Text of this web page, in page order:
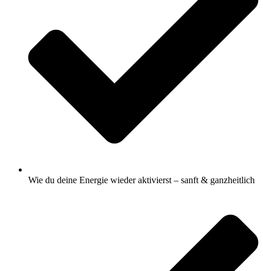
Wie du deine Energie wieder aktivierst – sanft & ganzheitlich